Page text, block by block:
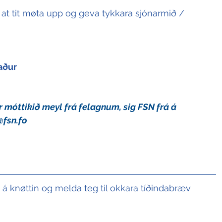
tit møta upp og geva tykkara sjónarmið /
móttikið meyl frá felagnum, sig FSN frá á
á knøttin og melda teg til okkara tíðindabræv